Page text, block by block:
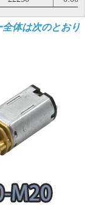
体は次のとおり